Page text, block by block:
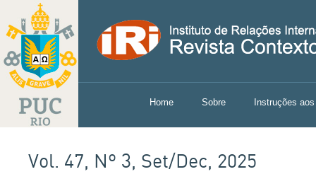
Home Sobre Instruções
Vol. 47, Nº 3, Set/Dec, 2025